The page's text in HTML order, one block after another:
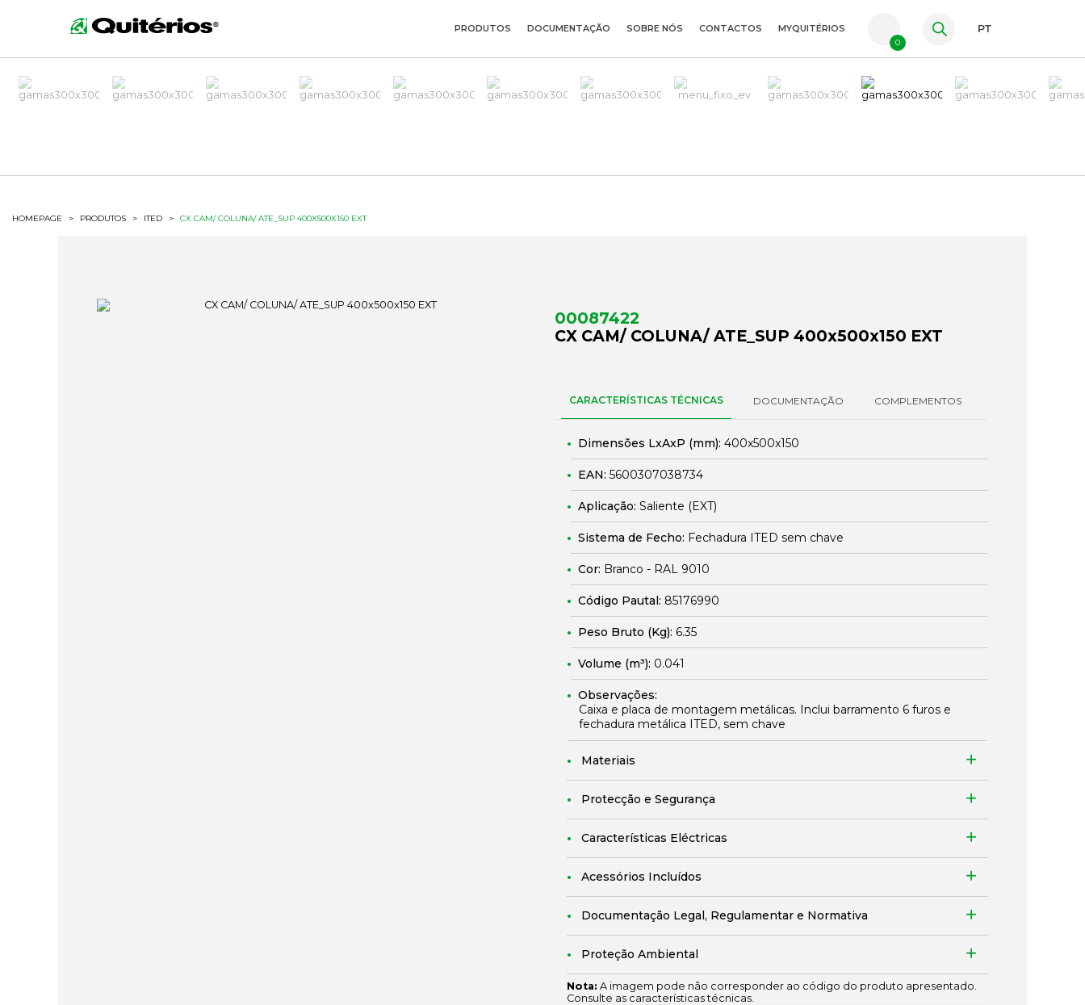
ES
PRODUTOS DOCUMENTAÇÃO SOBRE NÓS CONTACTOS MYQUITÉRIOS
0
PT
HOMEPAGE > PRODUTOS > ITED > CX CAM/ COLUNA/ ATE_SUP 400X500X150 EXT
00087422
CX CAM/ COLUNA/ ATE_SUP 400x500x150 EXT
CARACTERÍSTICAS TÉCNICAS DOCUMENTAÇÃO COMPLEMENTOS
Dimensões LxAxP (mm): 400x500x150
EAN: 5600307038734
Aplicação: Saliente (EXT)
Sistema de Fecho: Fechadura ITED sem chave
Cor: Branco - RAL 9010
Código Pautal: 85176990
Peso Bruto (Kg): 6.35
Volume (m³): 0.041
Observações:
Caixa e placa de montagem metálicas. Inclui barramento 6 furos e
fechadura metálica ITED, sem chave
Materiais
Protecção e Segurança
Características Eléctricas
Acessórios Incluídos
Documentação Legal, Regulamentar e Normativa
Proteção Ambiental
Nota: A imagem pode não corresponder ao código do produto apresentado.
Consulte as características técnicas.